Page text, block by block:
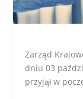
Zarząd
dniu 03
przyjął w